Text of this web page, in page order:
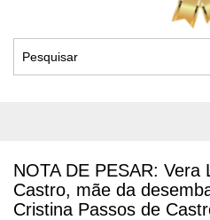
NOTA DE PESAR: Vera
Castro, mãe da
Cristina Passos de